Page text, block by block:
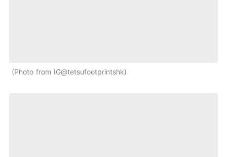
Photo from IG@tetsufootprintshk